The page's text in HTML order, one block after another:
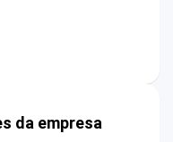
da empresa